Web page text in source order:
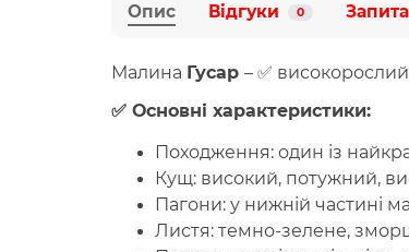
Опис Відгуки 0
Малина Гусар – ✅
✅ Основні характеристики:
Походження: один із
Кущ: високий, потужний,
Пагони: у нижній частині
Листя: темно-зелене,